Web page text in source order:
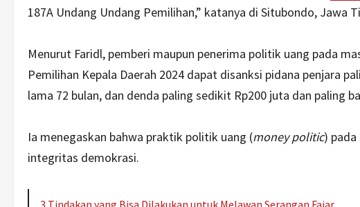
187A Undang Undang Pemilihan,” katanya di Situbondo, Jawa
Menurut Faridl, pemberi maupun penerima politik uang pada
Pemilihan Kepala Daerah 2024 dapat disanksi pidana penjara
lama 72 bulan, dan denda paling sedikit Rp200 juta dan paling
Ia menegaskan bahwa praktik politik uang (money politic) pada
integritas demokrasi.
3 Tindakan yang Bisa Dilakukan untuk Melawan Serangan Fajar